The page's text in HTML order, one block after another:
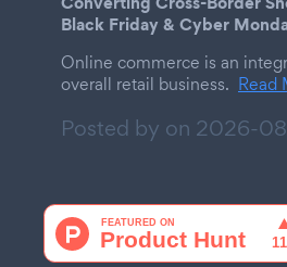
Black Friday & Cyber
Online commerce is an
overall retail business. Read
Posted by on 2026-